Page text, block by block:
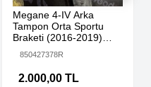
Megane 4-IV Arka
Tampon Orta Sportu
Braketi (2016-2019)
Mais
850427378R
2.000,00 TL